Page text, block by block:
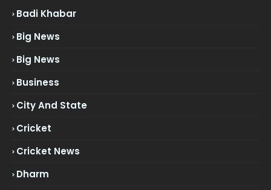
Badi Khabar
Big News
Big News
Business
City And State
Cricket
Cricket News
Dharm